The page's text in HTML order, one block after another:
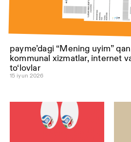
payme’dagi “Mening uyim”
kommunal xizmatlar, internet
to‘lovlar
15 iyun 2026